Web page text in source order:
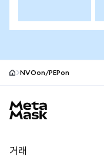
NVOon/PEPon
거래